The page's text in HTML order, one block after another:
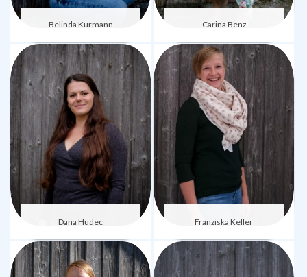
Belinda Kurmann Carina Benz
Dana Hudec Franziska Keller